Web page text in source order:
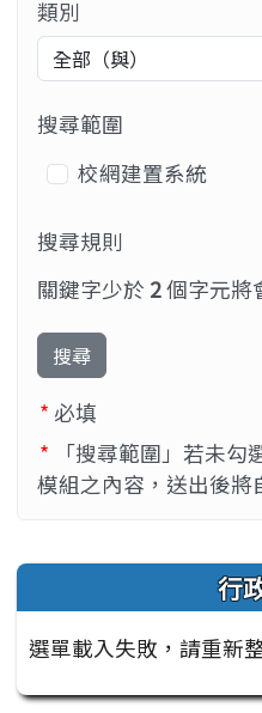
類別
搜尋範圍
搜尋範圍
校網建置系統
搜尋規則
關鍵字少於 2個字元將
搜尋
* 必填
* 「搜尋範圍」若未
模組之內容，送出後將
左邊區域內容 行
選單載入失敗，請重新